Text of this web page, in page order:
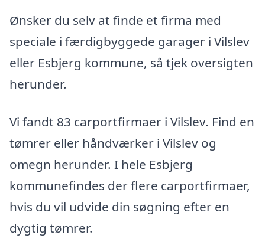
Ønsker du selv at finde et firma med
speciale i færdigbyggede garager i Vilslev
eller Esbjerg kommune, så tjek oversigten
herunder.
Vi fandt 83 carportfirmaer i Vilslev. Find en
tømrer eller håndværker i Vilslev og
omegn herunder. I hele Esbjerg
kommunefindes der flere carportfirmaer,
hvis du vil udvide din søgning efter en
dygtig tømrer.